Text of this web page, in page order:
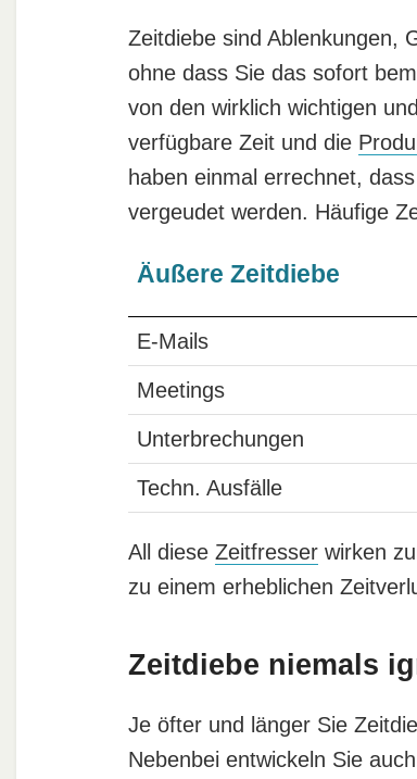
Zeitdiebe sind Ablenkungen,
ohne dass Sie das sofort
von den wirklich wichtigen
verfügbare Zeit und die
haben einmal errechnet,
vergeudet werden. Häufige
Äußere Zeitdiebe
E-Mails
Meetings
Unterbrechungen
Techn. Ausfälle
All diese Zeitfresserwirken
zu einem erheblichen
Zeitdiebe niemals
Je öfter und länger Sie
Nebenbei entwickeln Sie